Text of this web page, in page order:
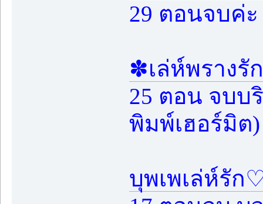
29 ตอนจบค่
✽เล่ห์พรางรั
25 ตอน จบบ
พิมพ์เฮอร์มิต)
บุพเพเล่ห์รั